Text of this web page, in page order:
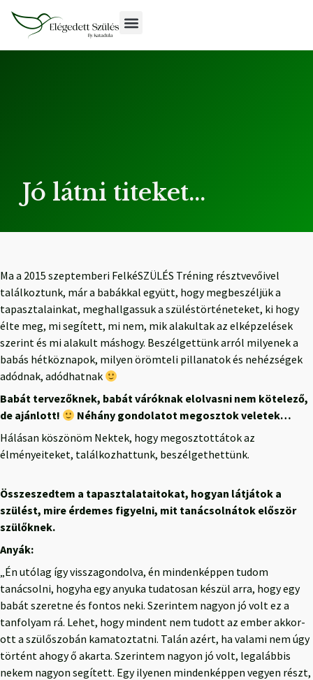
Jó látni titeket…
Ma a 2015 szeptemberi FelkéSZÜLÉS Tréning résztvevőivel
találkoztunk, már a babákkal együtt, hogy megbeszéljük a
tapasztalainkat, meghallgassuk a szüléstörténeteket, ki hogy
élte meg, mi segített, mi nem, mik alakultak az elképzelések
szerint és mi alakult máshogy. Beszélgettünk arról milyenek a
babás hétköznapok, milyen örömteli pillanatok és nehézségek
adódnak, adódhatnak
Babát tervezőknek, babát váróknak elolvasni nem kötelező,
de ajánlott!
Néhány gondolatot megosztok veletek…
Hálásan köszönöm Nektek, hogy megosztottátok az
élményeiteket, találkozhattunk, beszélgethettünk.
Összeszedtem a tapasztalataitokat, hogyan látjátok a
szülést, mire érdemes figyelni, mit tanácsolnátok először
szülőknek.
Anyák:
„Én utólag így visszagondolva, én mindenképpen tudom
tanácsolni, hogyha egy anyuka tudatosan készül arra, hogy egy
babát szeretne és fontos neki. Szerintem nagyon jó volt ez a
tanfolyam rá. Lehet, hogy mindent nem tudott az ember akkor-
ott a szülőszobán kamatoztatni. Talán azért, ha valami nem úgy
történt ahogy ő akarta. Szerintem nagyon jó volt, legalábbis
nekem nagyon segített. Egy ilyenen mindenképpen vegyen részt,